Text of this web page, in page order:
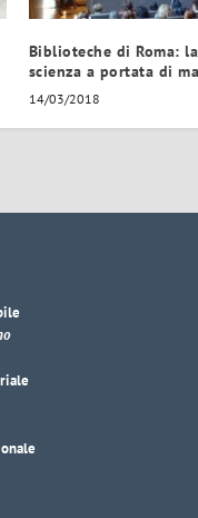
Biblioteche di Roma: la
scienza a portata di
14/03/2018